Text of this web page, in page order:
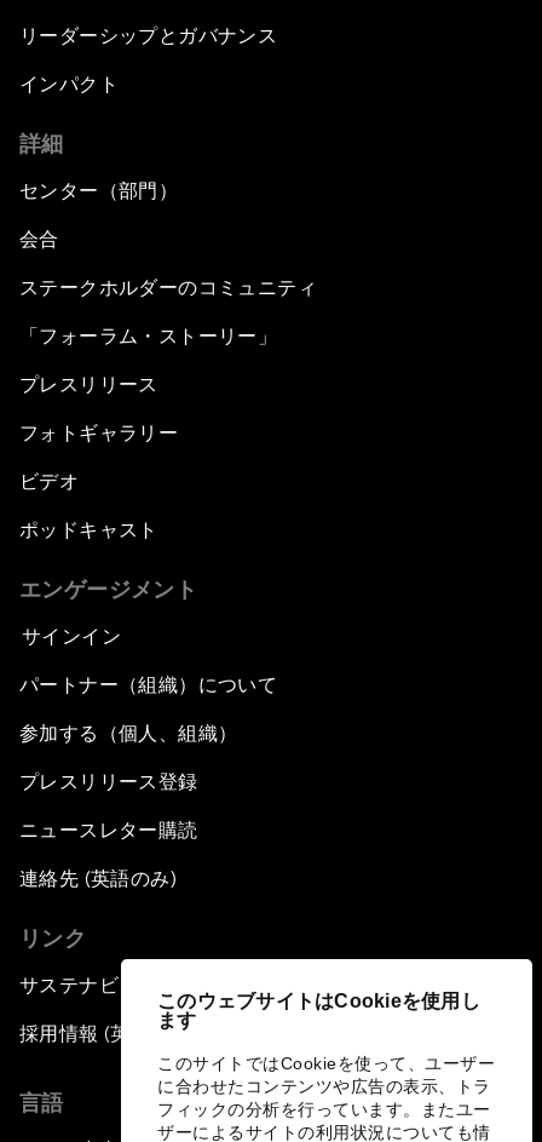
このウェブサイトはCookieを使用し
ます
このサイトではCookieを使って、ユーザー
に合わせたコンテンツや広告の表示、トラ
フィックの分析を行っています。またユー
ザーによるサイトの利用状況についても情
リーダーシップとガバナンス
インパクト
詳細
センター（部門）
会合
ステークホルダーのコミュニティ
「フォーラム・ストーリー」
プレスリリース
フォトギャラリー
ビデオ
ポッドキャスト
エンゲージメント
サインイン
パートナー（組織）について
参加する（個人、組織）
プレスリリース登録
ニュースレター購読
連絡先 (英語のみ)
リンク
サステナビリティへの取り組み
採用情報 (英語のみ)
言語